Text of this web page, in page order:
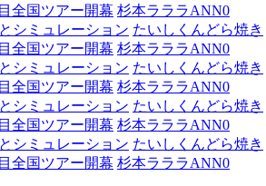
全国ツアー開幕 杉本ラララANN0
シミュレーション たいしくんどら焼き
全国ツアー開幕 杉本ラララANN0
シミュレーション たいしくんどら焼き
全国ツアー開幕 杉本ラララANN0
シミュレーション たいしくんどら焼き
全国ツアー開幕 杉本ラララANN0
シミュレーション たいしくんどら焼き
全国ツアー開幕 杉本ラララANN0